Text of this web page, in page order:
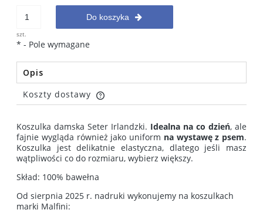
szt.
Do koszyka
* - Pole wymagane
Opis
Koszty dostawy
Cena nie zawiera ewentualnych kosztów płatności
Koszulka damska Seter Irlandzki. Idealna na co dzień, ale
fajnie wygląda również jako uniform na wystawę z psem.
Koszulka jest delikatnie elastyczna, dlatego jeśli masz
wątpliwości co do rozmiaru, wybierz większy.
Skład: 100% bawełna
Od sierpnia 2025 r. nadruki wykonujemy na koszulkach
marki Malfini: